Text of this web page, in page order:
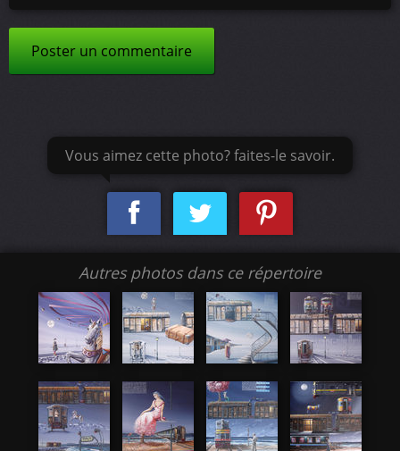
Poster un commentaire
Vous aimez cette photo? faites-le savoir.
Autres photos dans ce répertoire